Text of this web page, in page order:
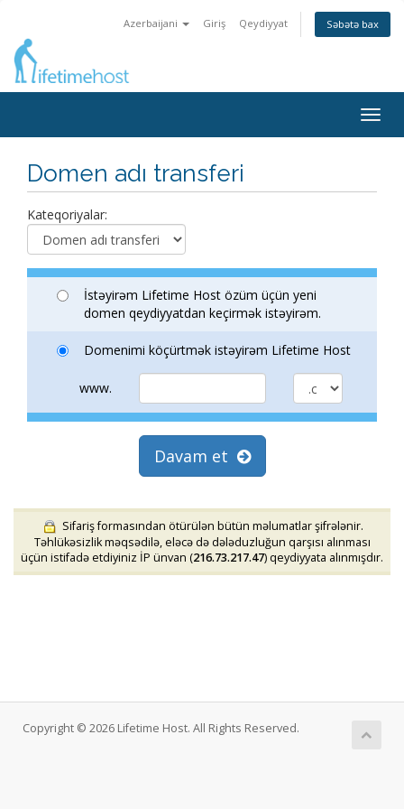
Azerbaijani Giriş Qeydiyyat Səbətə bax
Domen adı transferi
Kateqoriyalar:
İstəyirəm Lifetime Host özüm üçün yeni
domen qeydiyyatdan keçirmək istəyirəm.
Domenimi köçürtmək istəyirəm Lifetime Host
www.
Davam et
Sifariş formasından ötürülən bütün məlumatlar şifrələnir.
Təhlükəsizlik məqsədilə, eləcə də dələduzluğun qarşısı alınması
üçün istifadə etdiyiniz İP ünvan (216.73.217.47) qeydiyyata alınmışdır.
Copyright © 2026 Lifetime Host. All Rights Reserved.